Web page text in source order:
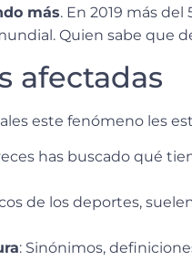
más. En 2019 más
Quien sabe que
afectadas
este fenómeno les
has buscado qué
de los deportes,
: Sinónimos,